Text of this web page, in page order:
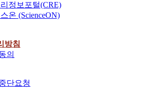
정보포털(CRE)
온 (ScienceON)
방침
의
단요청